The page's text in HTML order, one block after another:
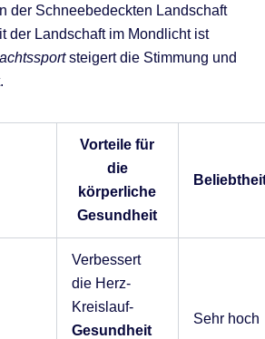
der Schneebedeckten Landschaft
der Landschaft im Mondlicht ist
steigert die Stimmung und
Vorteile für
die
körperliche
Gesundheit
Verbessert
die Herz-
Kreislauf-
Gesundheit
Sehr hoch